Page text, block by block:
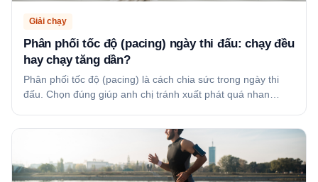
Giải chạy
Phân phối tốc độ (pacing) ngày thi đấu: chạy đều
hay chạy tăng dần?
Phân phối tốc độ (pacing) là cách chia sức trong ngày thi
đấu. Chọn đúng giúp anh chị tránh xuất phát quá nhan…